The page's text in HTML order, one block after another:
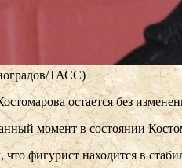
ТАСС)
остается без
момент в состоянии
что фигурист находится в